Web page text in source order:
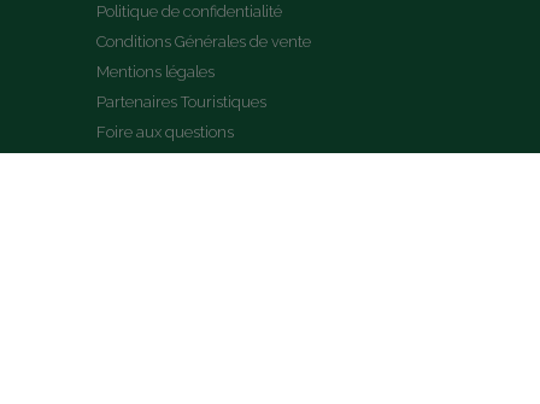
Politique de confidentialité
Conditions Générales de vente
Mentions légales
Partenaires Touristiques
Foire aux questions